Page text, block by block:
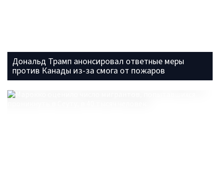
Дональд Трамп анонсировал ответные меры
против Канады из-за смога от пожаров